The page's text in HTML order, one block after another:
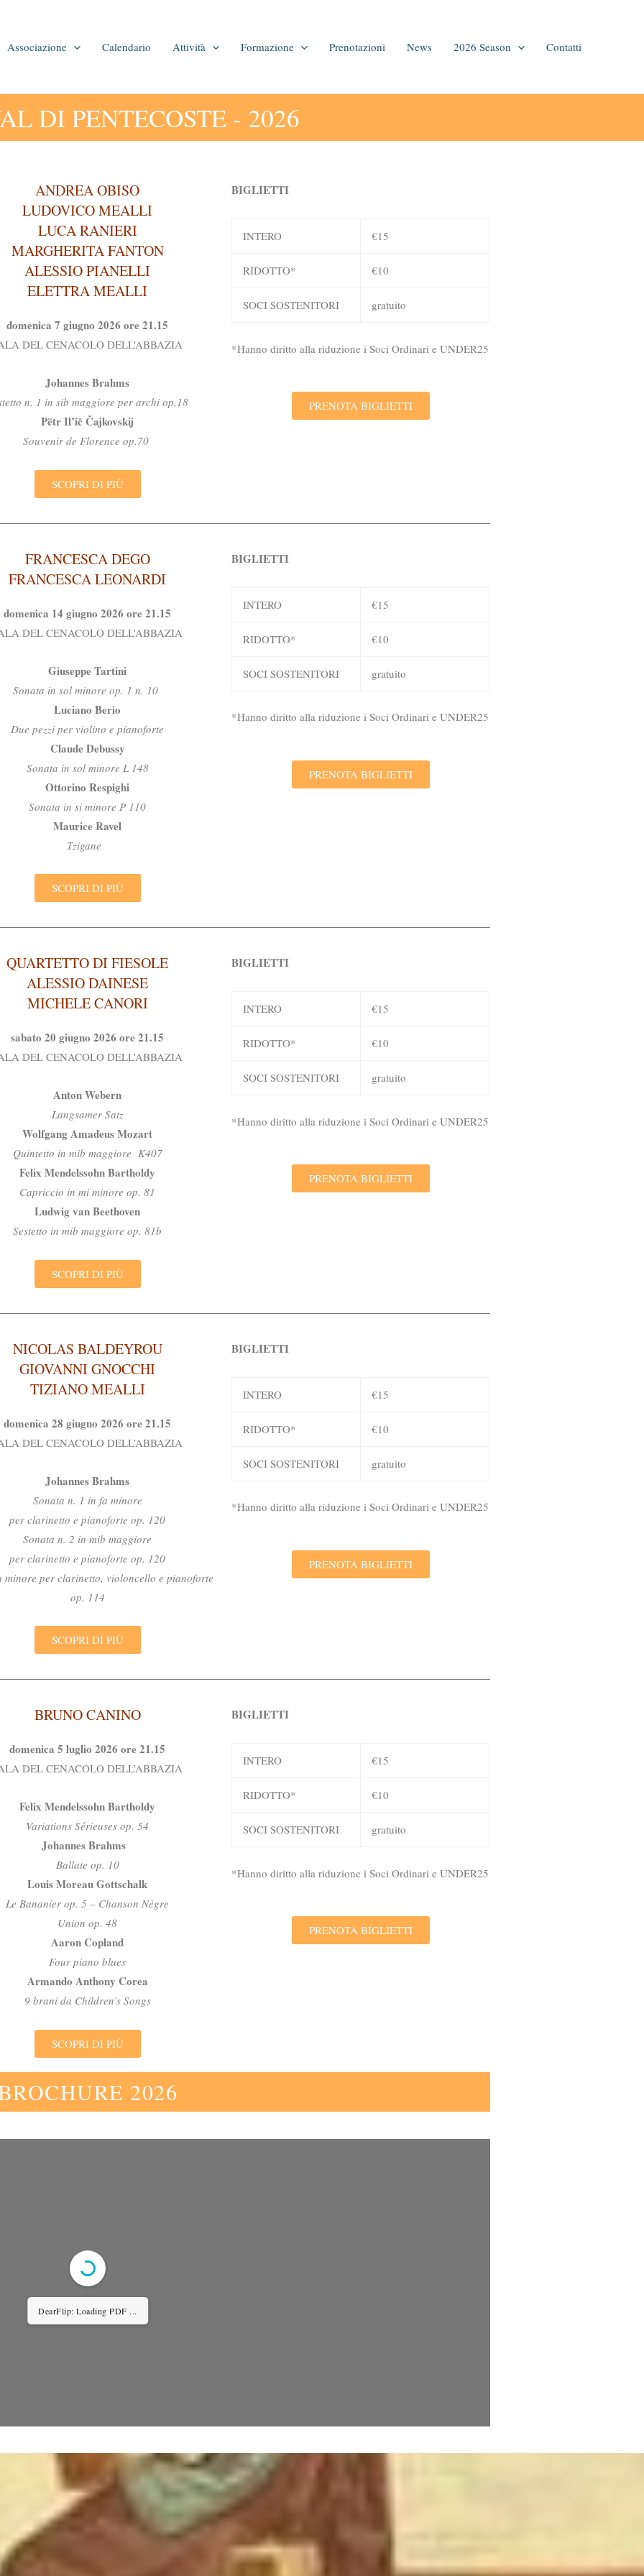
Associazione Calendario Attività Formazione Prenotazioni News 2026 Season Contatti
DI PENTECOSTE - 2026
ANDREA OBISO
LUDOVICO MEALLI
LUCA RANIERI
MARGHERITA FANTON
ALESSIO PIANELLI
ELETTRA MEALLI
domenica 7 giugno 2026 ore 21.15
DEL CENACOLO DELL’ABBAZIA
Johannes Brahms
n. 1 in sib maggiore per archi op.18
Pëtr Il’ič Čajkovskij
Souvenir de Florence op.70
SCOPRI DI PIÙ
BIGLIETTI
INTERO €15
RIDOTTO* €10
SOCI SOSTENITORI gratuito
*Hanno diritto alla riduzione i Soci Ordinari e UNDER25
PRENOTA BIGLIETTI
FRANCESCA DEGO
FRANCESCA LEONARDI
domenica 14 giugno 2026 ore 21.15
DEL CENACOLO DELL’ABBAZIA
Giuseppe Tartini
Sonata in sol minore op. 1 n. 10
Luciano Berio
Due pezzi per violino e pianoforte
Claude Debussy
Sonata in sol minore L 148
Ottorino Respighi
Sonata in si minore P 110
Maurice Ravel
Tzigane
SCOPRI DI PIÙ
BIGLIETTI
INTERO €15
RIDOTTO* €10
SOCI SOSTENITORI gratuito
*Hanno diritto alla riduzione i Soci Ordinari e UNDER25
PRENOTA BIGLIETTI
QUARTETTO DI FIESOLE
ALESSIO DAINESE
MICHELE CANORI
sabato 20 giugno 2026 ore 21.15
DEL CENACOLO DELL’ABBAZIA
Anton Webern
Langsamer Satz
Wolfgang Amadeus Mozart
Quintetto in mib maggiore K407
Felix Mendelssohn Bartholdy
Capriccio in mi minore op. 81
Ludwig van Beethoven
Sestetto in mib maggiore op. 81b
SCOPRI DI PIÙ
BIGLIETTI
INTERO €15
RIDOTTO* €10
SOCI SOSTENITORI gratuito
*Hanno diritto alla riduzione i Soci Ordinari e UNDER25
PRENOTA BIGLIETTI
NICOLAS BALDEYROU
GIOVANNI GNOCCHI
TIZIANO MEALLI
domenica 28 giugno 2026 ore 21.15
DEL CENACOLO DELL’ABBAZIA
Johannes Brahms
Sonata n. 1 in fa minore
per clarinetto e pianoforte op. 120
Sonata n. 2 in mib maggiore
per clarinetto e pianoforte op. 120
minore per clarinetto, violoncello e pianoforte
op. 114
SCOPRI DI PIÙ
BIGLIETTI
INTERO €15
RIDOTTO* €10
SOCI SOSTENITORI gratuito
*Hanno diritto alla riduzione i Soci Ordinari e UNDER25
PRENOTA BIGLIETTI
BRUNO CANINO
domenica 5 luglio 2026 ore 21.15
DEL CENACOLO DELL’ABBAZIA
Felix Mendelssohn Bartholdy
Variations Sérieuses op. 54
Johannes Brahms
Ballate op. 10
Louis Moreau Gottschalk
Le Bananier op. 5 – Chanson Nègre
Union op. 48
Aaron Copland
Four piano blues
Armando Anthony Corea
9 brani da Children’s Songs
SCOPRI DI PIÙ
BIGLIETTI
INTERO €15
RIDOTTO* €10
SOCI SOSTENITORI gratuito
*Hanno diritto alla riduzione i Soci Ordinari e UNDER25
PRENOTA BIGLIETTI
2026
DearFlip: Loading PDF 37% ...